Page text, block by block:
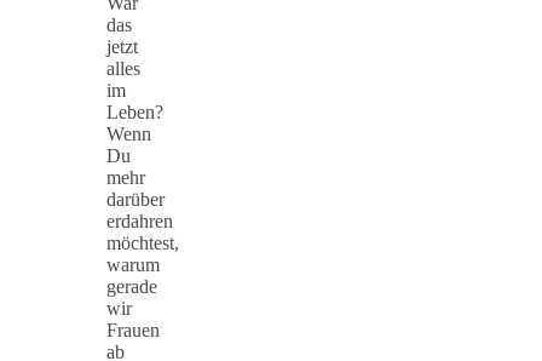
das
jetzt
alles
im
Leben?
Wenn
Du
mehr
darüber
erdahren
möchtest,
warum
gerade
wir
Frauen
ab